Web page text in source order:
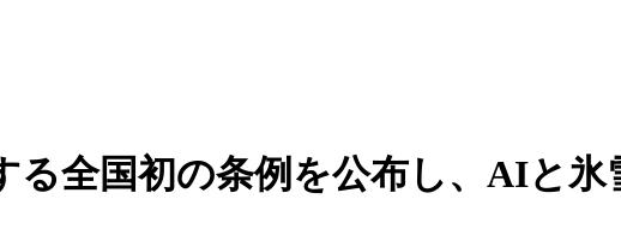
る全国初の条例を公布し、AIと